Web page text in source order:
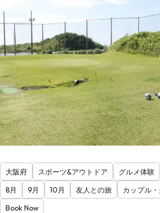
大阪府 スポーツ&アウトドア グルメ体験
8月
9月 10月 友人との旅 カップル
Book Now